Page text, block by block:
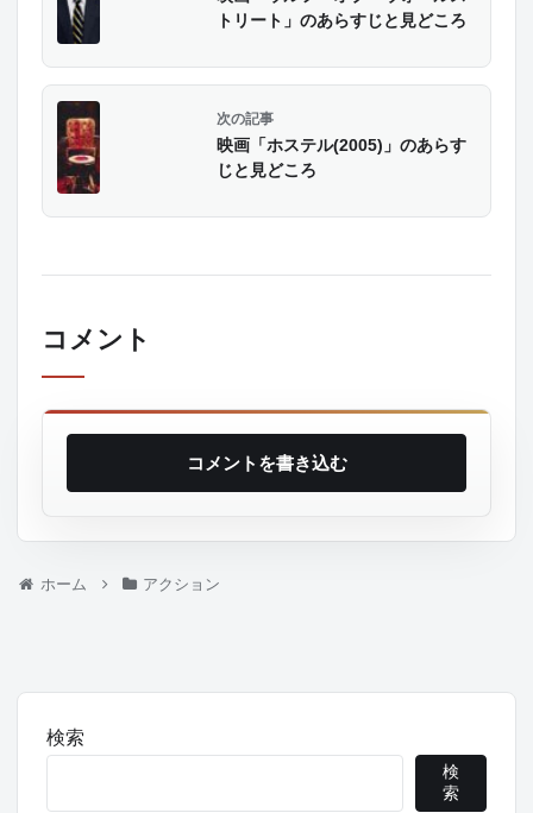
トリート」のあらすじと見どころ
映画「ホステル(2005)」のあらす
じと見どころ
コメント
コメントを書き込む
ホーム アクション
検索
検
索